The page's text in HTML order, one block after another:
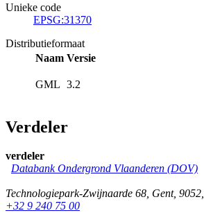
Unieke code
EPSG:31370
Distributieformaat
Naam Versie
GML 3.2
Verdeler
verdeler
Databank Ondergrond Vlaanderen (DOV)
Technologiepark-Zwijnaarde 68, Gent, 9052,
+32 9 240 75 00